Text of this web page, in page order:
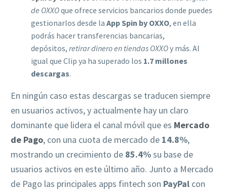
de OXXOque ofrece servicios bancarios donde puedes
gestionarlos desde la App Spin by OXXO, en ella
podrás hacer transferencias bancarias,
depósitos, retirar dinero en tiendas OXXOy más. Al
igual que Clip ya ha superado los 1.7 millones
descargas.
En ningún caso estas descargas se traducen siempre
en usuarios activos, y actualmente hay un claro
dominante que lidera el canal móvil que es Mercado
de Pago, con una cuota de mercado de 14.8%,
mostrando un crecimiento de 85.4%su base de
usuarios activos en este último año. Junto a Mercado
de Pago las principales apps fintech son PayPal con